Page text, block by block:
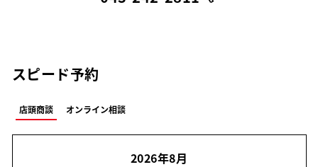
スピード予約
店頭商談 オンライン相談
2026年8月